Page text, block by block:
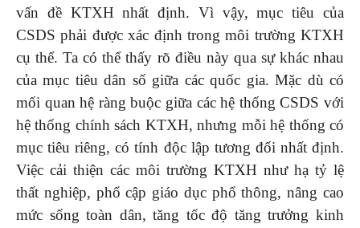
vấn đề KTXH nhất định. Vì vậy, mục tiêu của
CSDS phải được xác định trong môi trường KTXH
cụ thể. Ta có thể thấy rõ điều này qua sự khác nhau
của mục tiêu dân số giữa các quốc gia. Mặc dù có
mối quan hệ ràng buộc giữa các hệ thống CSDS với
hệ thống chính sách KTXH, nhưng mỗi hệ thống có
mục tiêu riêng, có tính độc lập tương đối nhất định.
Việc cải thiện các môi trường KTXH như hạ tỷ lệ
thất nghiệp, phổ cập giáo dục phổ thông, nâng cao
mức sống toàn dân, tăng tốc độ tăng trưởng kinh